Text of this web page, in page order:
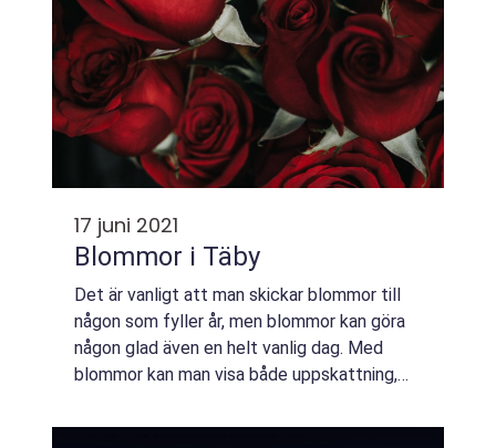
17 juni 2021
Blommor i Täby
Det är vanligt att man skickar blommor till
någon som fyller år, men blommor kan göra
någon glad även en helt vanlig dag. Med
blommor kan man visa både uppskattning,
vissa har blommor också ett språk och de